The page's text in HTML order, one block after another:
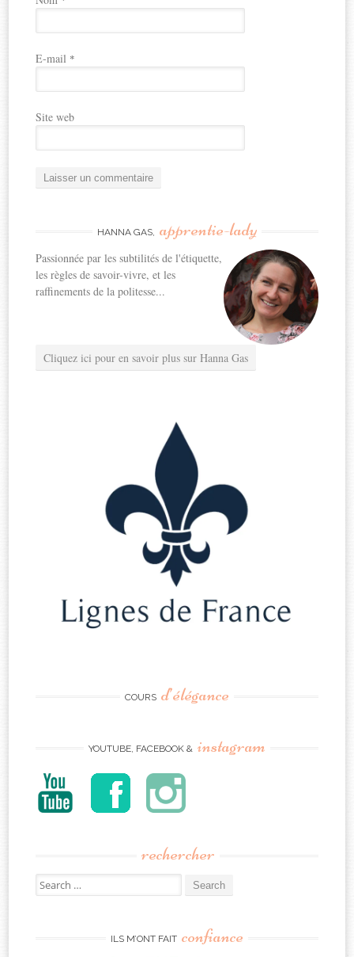
E-mail *
Site web
HANNA GAS, apprentie-lady
Passionnée par les subtilités de l'étiquette,
les règles de savoir-vivre, et les
raffinements de la politesse...
Cliquez ici pour en savoir plus sur Hanna Gas
COURS d’élégance
YOUTUBE, FACEBOOK & instagram
rechercher
Search
for:
ILS M’ONT FAIT confiance